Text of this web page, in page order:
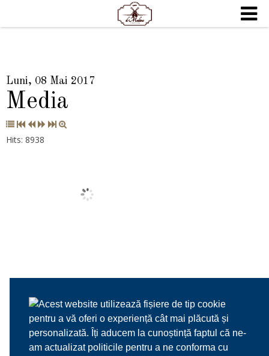
Acest website utilizează fișiere de tip cookie
pentru a vă oferi o experiență cât mai plăcută și
personalizată. Îți aducem la cunoștință faptul că ne-
am actualizat politicile pentru a ne conforma cu
Luni, 08 Mai 2017
Media
Hits: 8938